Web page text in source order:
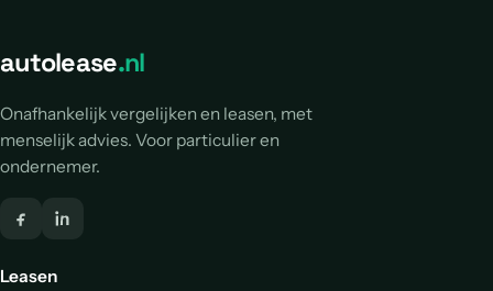
autolease.nl
Onafhankelijk vergelijken en leasen, met
menselijk advies. Voor particulier en
ondernemer.
Leasen